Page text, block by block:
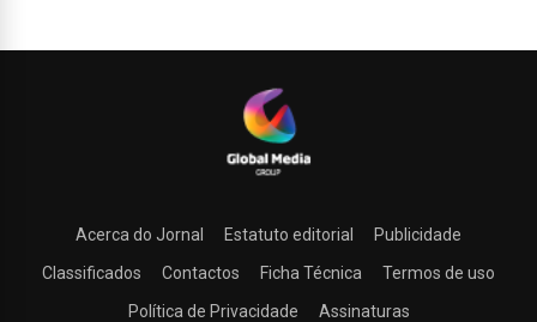
Acerca do Jornal Estatuto editorial
Publicidade
Classificados
Contactos Ficha Técnica
Termos de uso
Política de Privacidade
Assinaturas